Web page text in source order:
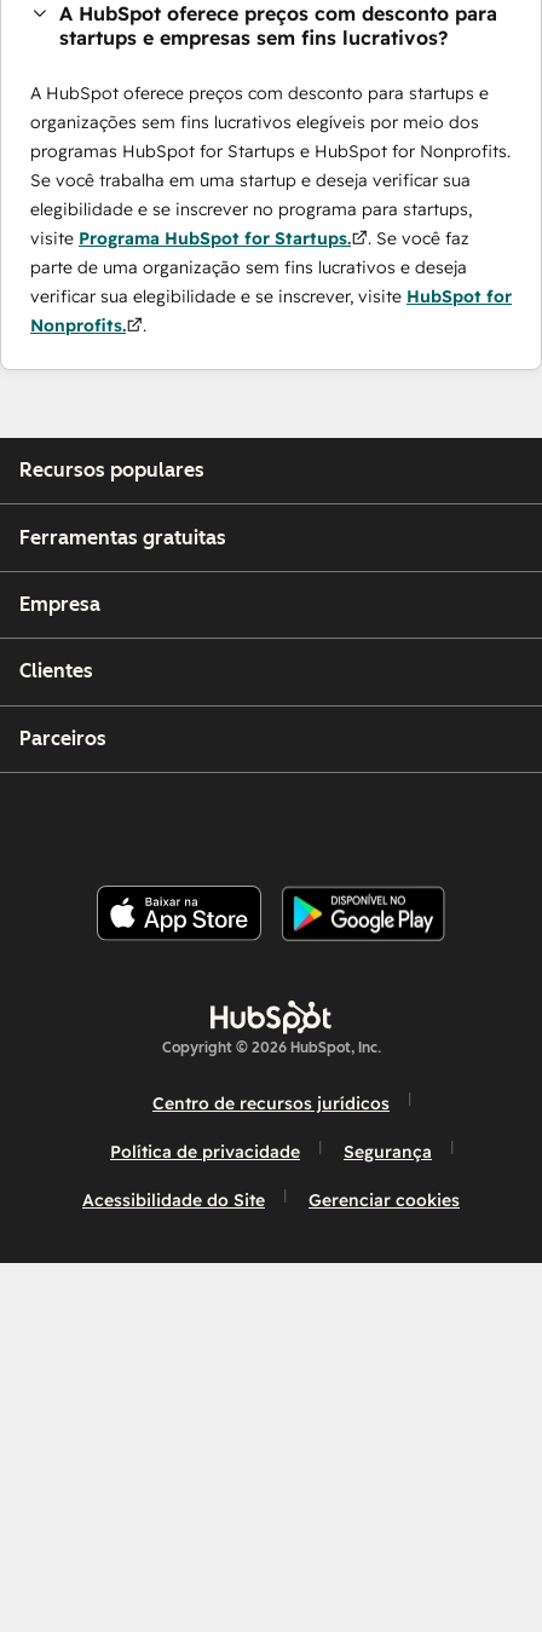
A HubSpot oferece preços com desconto para
startups e empresas sem fins lucrativos?
A HubSpot oferece preços com desconto para startups e
organizações sem fins lucrativos elegíveis por meio dos
programas ​HubSpot for Startups e HubSpot for Nonprofits.
Se você trabalha em uma startup e deseja verificar sua
elegibilidade e se inscrever no programa para startups,
visite Programa HubSpot for Startups.
. Se você faz
parte de uma organização sem fins lucrativos e deseja
verificar sua elegibilidade e se inscrever, visite HubSpot for
Nonprofits.
.
Recursos populares
Ferramentas gratuitas
Empresa
Clientes
Parceiros
Copyright © 2026 HubSpot, Inc.
Centro de recursos jurídicos
Política de privacidade Segurança
Acessibilidade do Site Gerenciar cookies